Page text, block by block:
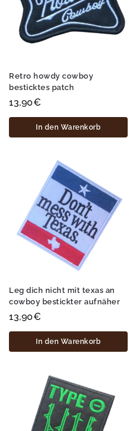
Retro howdy cowboy
besticktes patch
13,90€
In den Warenkorb
Leg dich nicht mit texas an
cowboy bestickter aufnäher
13,90€
In den Warenkorb